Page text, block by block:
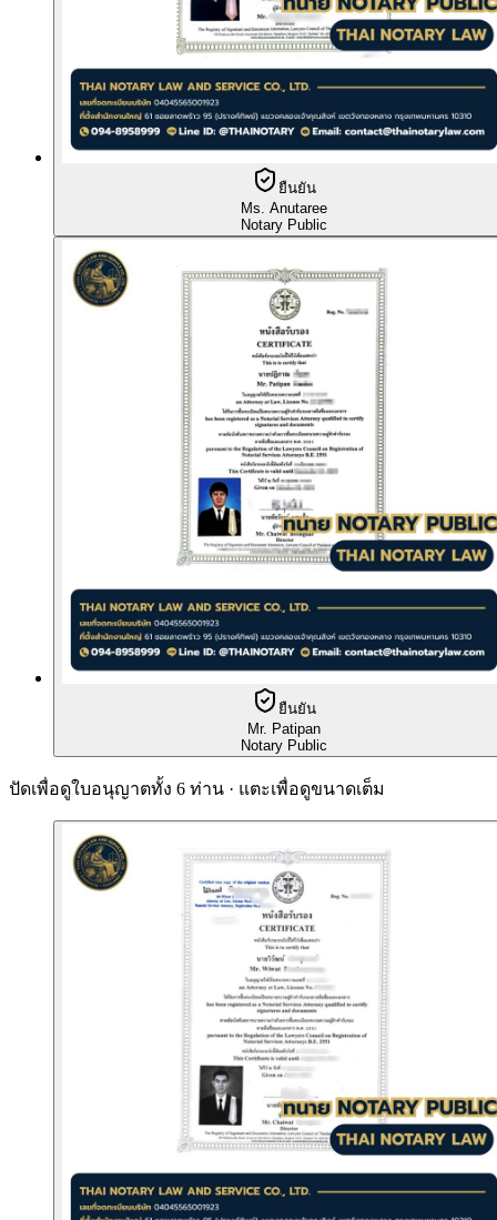
ยืนยัน
Ms. Anutaree
Notary Public
ยืนยัน
Mr. Patipan
Notary Public
ปัดเพื่อดูใบอนุญาตทั้ง 6 ท่าน · แตะเพื่อดูขนาดเต็ม